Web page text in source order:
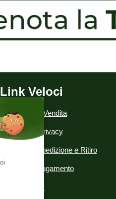
Link Veloci
Condizioni di Vendita
Informativa Privacy
Modalità di Spedizione e Ritiro
Modalità di Pagamento
Cookie Policy